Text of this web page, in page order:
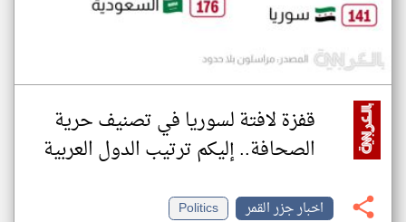
قفزة لافتة لسوريا في تصنيف حرية
الصحافة.. إليكم ترتيب الدول العربية
اخبار جزر القمر
Politics